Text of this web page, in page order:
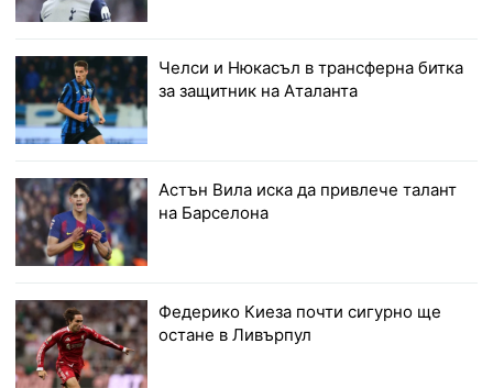
Челси и Нюкасъл в трансферна битка
за защитник на Аталанта
Астън Вила иска да привлече талант
на Барселона
Федерико Киеза почти сигурно ще
остане в Ливърпул